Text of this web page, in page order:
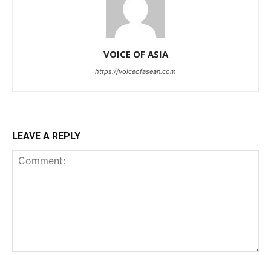
VOICE OF ASIA
https://voiceofasean.com
LEAVE A REPLY